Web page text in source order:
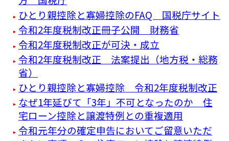
ひとり親控除と寡婦控除のFAQ 国税庁サイト
令和2年度税制改正冊子公開 財務省
令和2年度税制改正が可決・成立
令和2年度税制改正 法案提出（地方税・総務
省）
ひとり親控除と寡婦控除 令和2年度税制改正
なぜ1年延びて「3年」不可となったのか 住
宅ローン控除と譲渡特例との重複適用
令和元年分の確定申告においてご留意いただ